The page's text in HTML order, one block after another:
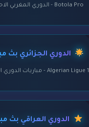
Botola Pro - الدوري المغربي الاحترافي
الدوري الجزائري بث
Algerian Ligue 1 - مباريات الدوري الجزائري
الدوري العراقي بث